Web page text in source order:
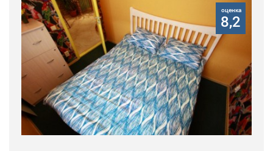
оценка
8,2